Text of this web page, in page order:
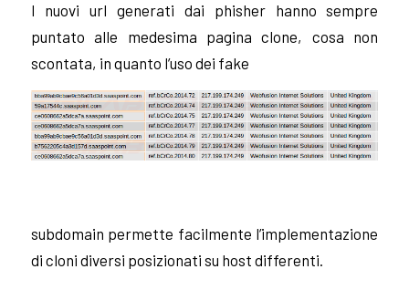
I nuovi url generati dai phisher hanno sempre
puntato alle medesima pagina clone, cosa non
scontata, in quanto l’uso dei fake
subdomain permette facilmente l’implementazione
di cloni diversi posizionati su host differenti.